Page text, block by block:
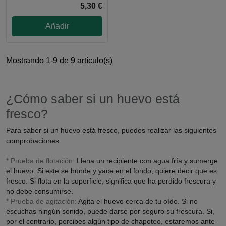
5,30 €
Añadir
Mostrando 1-9 de 9 artículo(s)
¿Cómo saber si un huevo está
fresco?
Para saber si un huevo está fresco, puedes realizar las siguientes
comprobaciones:
* Prueba de flotación: Llena un recipiente con agua fría y sumerge
el huevo. Si este se hunde y yace en el fondo, quiere decir que es
fresco. Si flota en la superficie, significa que ha perdido frescura y
no debe consumirse.
* Prueba de agitación: Agita el huevo cerca de tu oído. Si no
escuchas ningún sonido, puede darse por seguro su frescura. Si,
por el contrario, percibes algún tipo de chapoteo, estaremos ante